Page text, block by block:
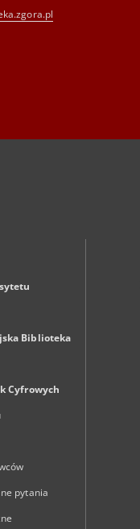
Biblioteka
Cyfrowych
pytania